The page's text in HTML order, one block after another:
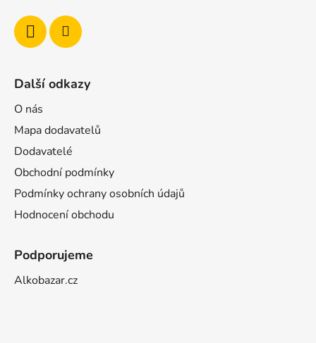
Další odkazy
O nás
Mapa dodavatelů
Dodavatelé
Obchodní podmínky
Podmínky ochrany osobních údajů
Hodnocení obchodu
Podporujeme
Alkobazar.cz